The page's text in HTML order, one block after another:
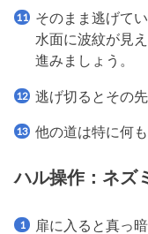
そのまま逃げて
水面に波紋が見
進みましょう。
逃げ切るとその
他の道は特に何
ハル操作：ネズ
扉に入ると真っ